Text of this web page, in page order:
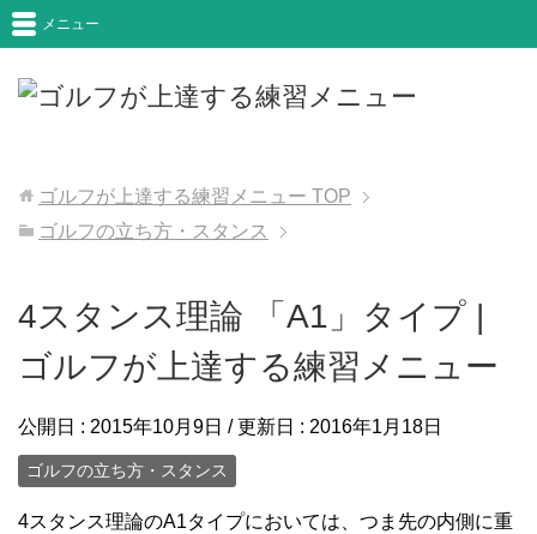
メニュー
ゴルフが上達する練習メニュー TOP
ゴルフの立ち方・スタンス
4スタンス理論 「A1」タイプ |
ゴルフが上達する練習メニュー
公開日 : 2015年10月9日 / 更新日 : 2016年1月18日
ゴルフの立ち方・スタンス
4スタンス理論のA1タイプにおいては、つま先の内側に重